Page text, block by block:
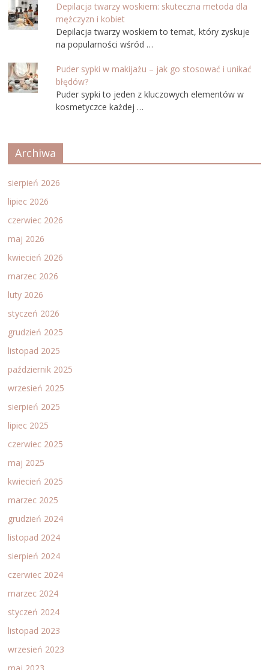
Depilacja twarzy woskiem: skuteczna metoda dla
mężczyzn i kobiet
Depilacja twarzy woskiem to temat, który zyskuje
na popularności wśród …
Puder sypki w makijażu – jak go stosować i unikać
błędów?
Puder sypki to jeden z kluczowych elementów w
kosmetyczce każdej …
Archiwa
sierpień 2026
lipiec 2026
czerwiec 2026
maj 2026
kwiecień 2026
marzec 2026
luty 2026
styczeń 2026
grudzień 2025
listopad 2025
październik 2025
wrzesień 2025
sierpień 2025
lipiec 2025
czerwiec 2025
maj 2025
kwiecień 2025
marzec 2025
grudzień 2024
listopad 2024
sierpień 2024
czerwiec 2024
marzec 2024
styczeń 2024
listopad 2023
wrzesień 2023